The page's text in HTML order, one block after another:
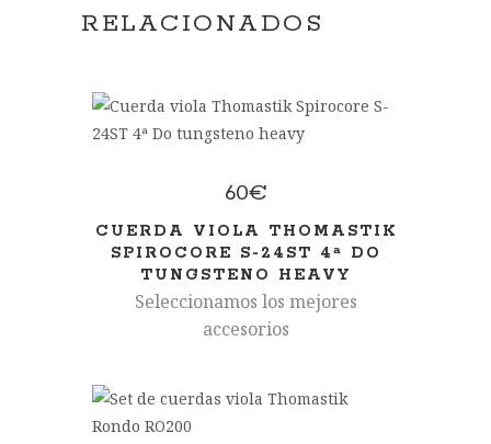
RELACIONADOS
60€
CUERDA VIOLA THOMASTIK
SPIROCORE S-24ST 4ª DO
TUNGSTENO HEAVY
Seleccionamos los mejores
accesorios